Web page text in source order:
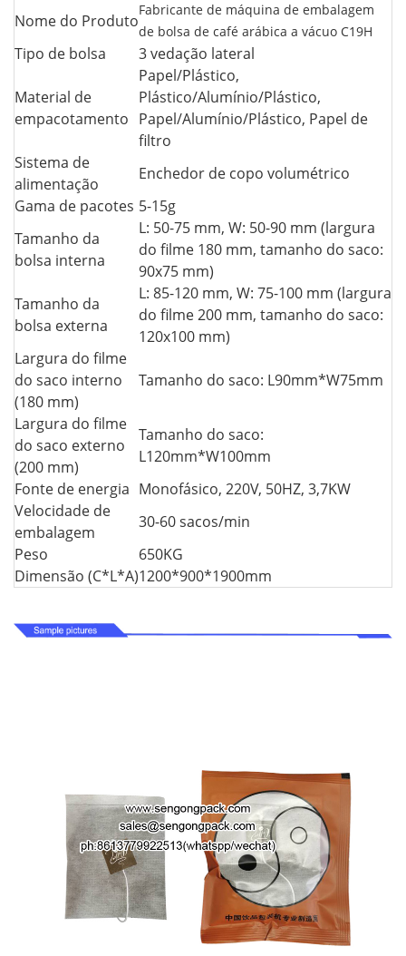
Nome do Produto
Fabricante de máquina de embalagem
de bolsa de café arábica a vácuo C19H
Tipo de bolsa 3 vedação lateral
Material de
empacotamento
Papel/Plástico,
Plástico/Alumínio/Plástico,
Papel/Alumínio/Plástico, Papel de
filtro
Sistema de
alimentação
Enchedor de copo volumétrico
Gama de pacotes 5-15g
Tamanho da
bolsa interna
L: 50-75 mm, W: 50-90 mm (largura
do filme 180 mm, tamanho do saco:
90x75 mm)
Tamanho da
bolsa externa
L: 85-120 mm, W: 75-100 mm (largura
do filme 200 mm, tamanho do saco:
120x100 mm)
Largura do filme
do saco interno
(180 mm)
Tamanho do saco: L90mm*W75mm
Largura do filme
do saco externo
(200 mm)
Tamanho do saco:
L120mm*W100mm
Fonte de energia Monofásico, 220V, 50HZ, 3,7KW
Velocidade de
embalagem
30-60 sacos/min
Peso
650KG
Dimensão (C*L*A)1200*900*1900mm